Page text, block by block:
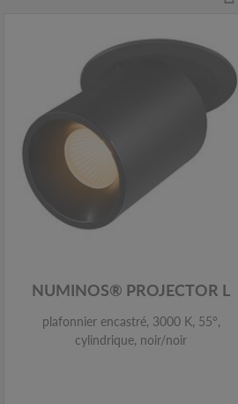
NUMINOS® PROJECTOR L
plafonnier encastré, 3000 K, 55°,
cylindrique, noir/noir